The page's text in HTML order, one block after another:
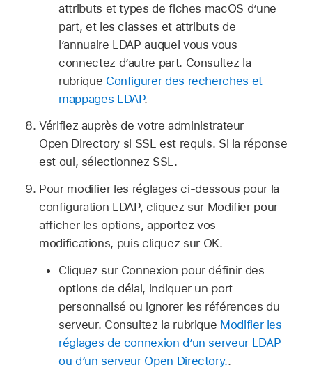
attributs et types de fiches macOS d’une
part, et les classes et attributs de
l’annuaire LDAP auquel vous vous
connectez d’autre part. Consultez la
rubrique Configurer des recherches et
mappages LDAP.
Vérifiez auprès de votre administrateur
Open Directory si SSL est requis. Si la réponse
est oui, sélectionnez SSL.
Pour modifier les réglages ci-dessous pour la
configuration LDAP, cliquez sur Modifier pour
afficher les options, apportez vos
modifications, puis cliquez sur OK.
Cliquez sur Connexion pour définir des
options de délai, indiquer un port
personnalisé ou ignorer les références du
serveur. Consultez la rubrique Modifier les
réglages de connexion d’un serveur LDAP
ou d’un serveur Open Directory..